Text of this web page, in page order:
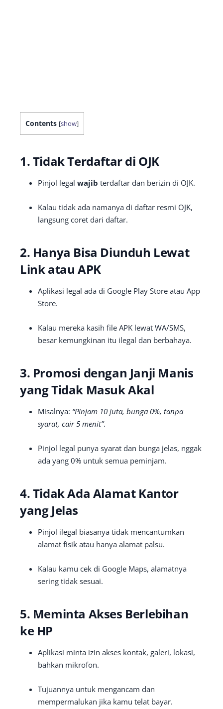
Contents [show]
1. Tidak Terdaftar di OJK
Pinjol legal wajib terdaftar dan berizin di OJK.
Kalau tidak ada namanya di daftar resmi OJK,
langsung coret dari daftar.
2. Hanya Bisa Diunduh Lewat
Link atau APK
Aplikasi legal ada di Google Play Store atau App
Store.
Kalau mereka kasih file APK lewat WA/SMS,
besar kemungkinan itu ilegal dan berbahaya.
3. Promosi dengan Janji Manis
yang Tidak Masuk Akal
Misalnya: “Pinjam 10 juta, bunga 0%, tanpa
syarat, cair 5 menit”.
Pinjol legal punya syarat dan bunga jelas, nggak
ada yang 0% untuk semua peminjam.
4. Tidak Ada Alamat Kantor
yang Jelas
Pinjol ilegal biasanya tidak mencantumkan
alamat fisik atau hanya alamat palsu.
Kalau kamu cek di Google Maps, alamatnya
sering tidak sesuai.
5. Meminta Akses Berlebihan
ke HP
Aplikasi minta izin akses kontak, galeri, lokasi,
bahkan mikrofon.
Tujuannya untuk mengancam dan
mempermalukan jika kamu telat bayar.